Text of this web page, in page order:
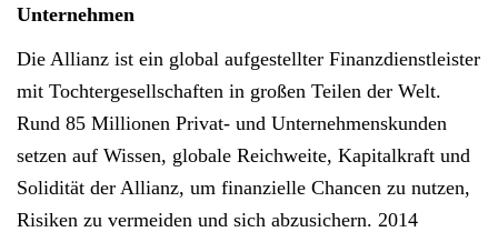
Unternehmen
Die Allianz ist ein global aufgestellter Finanzdienstleister
mit Tochtergesellschaften in großen Teilen der Welt.
Rund 85 Millionen Privat- und Unternehmenskunden
setzen auf Wissen, globale Reichweite, Kapitalkraft und
Solidität der Allianz, um finanzielle Chancen zu nutzen,
Risiken zu vermeiden und sich abzusichern. 2014